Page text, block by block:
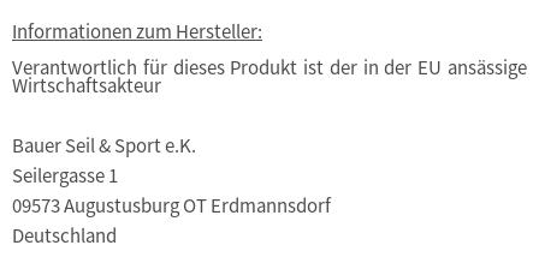
Informationen zum Hersteller:
Verantwortlich für dieses Produkt ist der in der EU ansässige
Wirtschaftsakteur
Bauer Seil & Sport e.K.
Seilergasse 1
09573 Augustusburg OT Erdmannsdorf
Deutschland